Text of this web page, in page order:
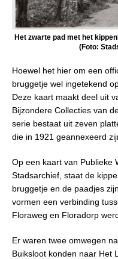
Het zwarte pad met het
(Foto:
Hoewel het hier om een
bruggetje wel ingetekend
Deze kaart maakt deel uit
Bijzondere Collecties van
serie bestaat uit zeven
die in 1921 geannexeerd
Op een kaart van Publieke
Stadsarchief, staat de
bruggetje en de paadjes
vormen een verbinding
Floraweg en Floradorp
Er waren twee omwegen
Buiksloot konden naar Het